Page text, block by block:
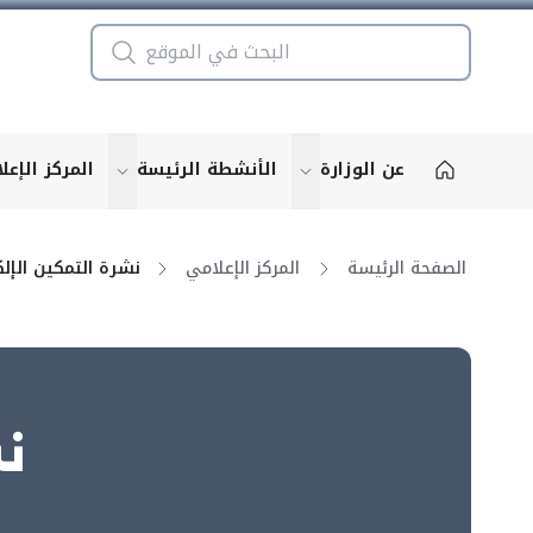
عن الوزارة show submenu for "More"
الأنشطة الرئيسة for "More"
المركز
الصفحة الرئيسة المركز الإعلامي